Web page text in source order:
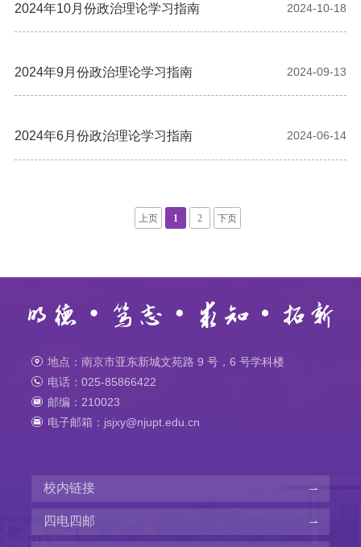
2024年10月份政治理论学习指南 2024-10-18
2024年9月份政治理论学习指南 2024-09-13
2024年6月份政治理论学习指南 2024-06-14
上页 1 2 下页
地点：南京市亚东新城文苑路 9 号，6 号学科楼
电话：025-85866422
邮编：210023
电子邮箱：jsjxy@njupt.edu.cn
校内链接
四电四邮